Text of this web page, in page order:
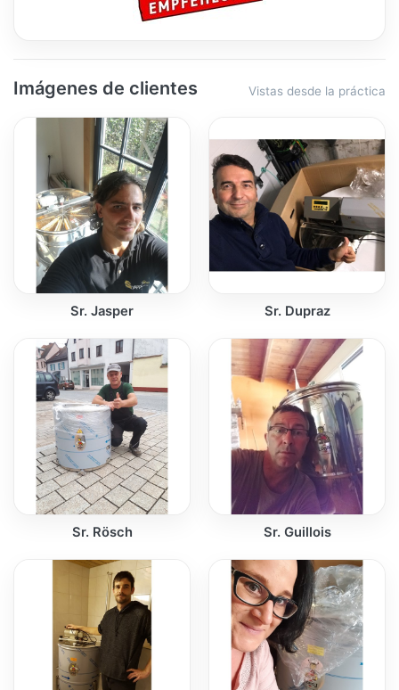
Imágenes de clientes Vistas desde la práctica
Sr. Jasper Sr. Dupraz
Sr. Rösch Sr. Guillois